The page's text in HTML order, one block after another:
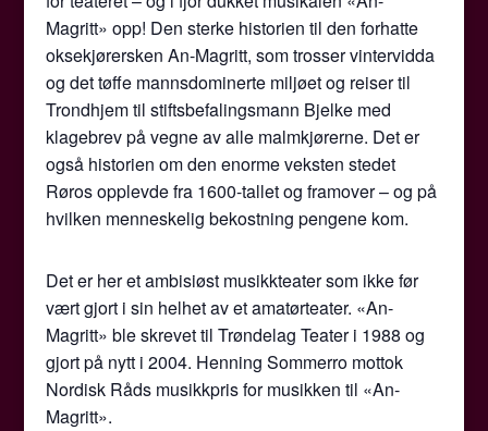
Magritt» opp! Den sterke historien til den forhatte
oksekjørersken An-Magritt, som trosser vintervidda
og det tøffe mannsdominerte miljøet og reiser til
Trondhjem til stiftsbefalingsmann Bjelke med
klagebrev på vegne av alle malmkjørerne. Det er
også historien om den enorme veksten stedet
Røros opplevde fra 1600-tallet og framover – og på
hvilken menneskelig bekostning pengene kom.
Det er her et ambisiøst musikkteater som ikke før
vært gjort i sin helhet av et amatørteater. «An-
Magritt» ble skrevet til Trøndelag Teater i 1988 og
gjort på nytt i 2004. Henning Sommerro mottok
Nordisk Råds musikkpris for musikken til «An-
Magritt».